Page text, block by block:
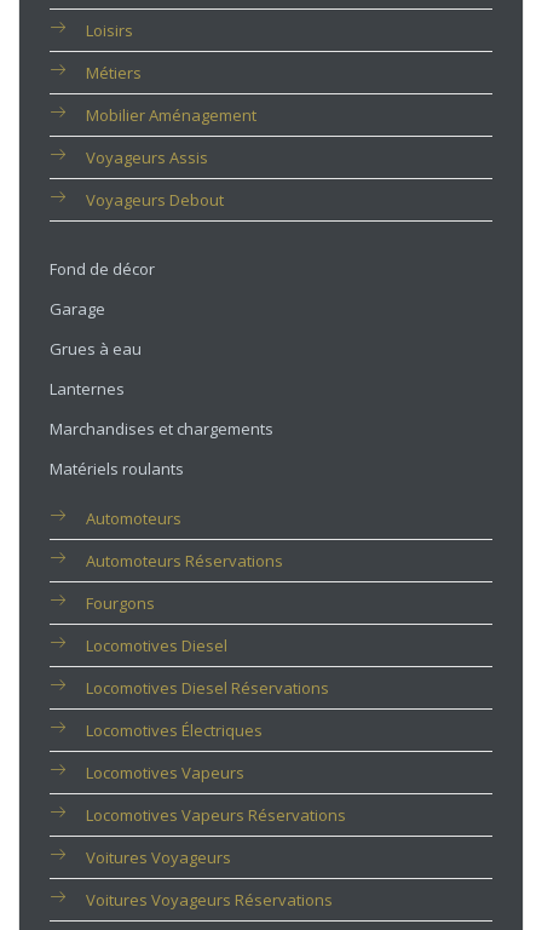
Loisirs
Métiers
Mobilier Aménagement
Voyageurs Assis
Voyageurs Debout
Fond de décor
Garage
Grues à eau
Lanternes
Marchandises et chargements
Matériels roulants
Automoteurs
Automoteurs Réservations
Fourgons
Locomotives Diesel
Locomotives Diesel Réservations
Locomotives Électriques
Locomotives Vapeurs
Locomotives Vapeurs Réservations
Voitures Voyageurs
Voitures Voyageurs Réservations